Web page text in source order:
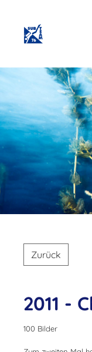
Zurück
2011 -
100 Bilder